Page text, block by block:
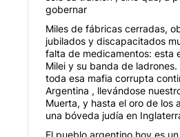
gobernar
Miles de fábricas cerradas,
jubilados y discapacitados
falta de medicamentos: esta
Milei y su banda de
toda esa mafia corrupta
Argentina , llevándose
Muerta, y hasta el oro de los
una bóveda judía en
El pueblo argentino hoy es